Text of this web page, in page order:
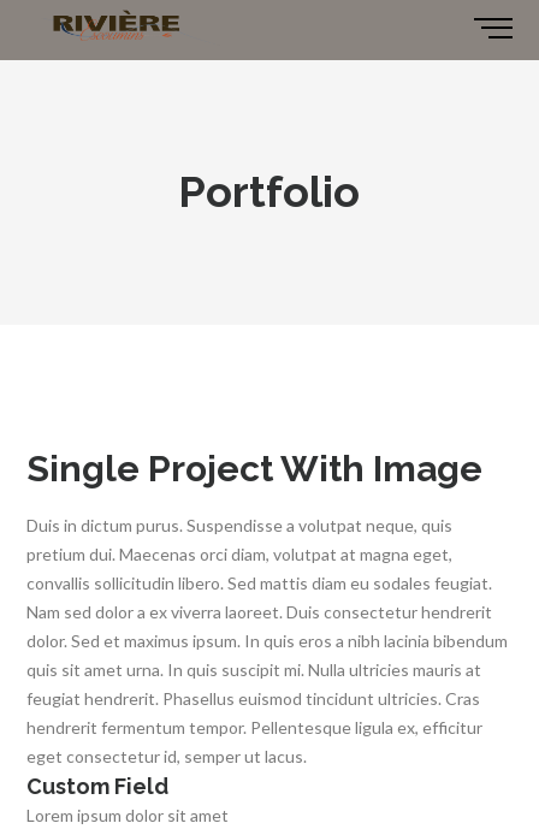
Portfolio
Single Project With Image
Duis in dictum purus. Suspendisse a volutpat neque, quis
pretium dui. Maecenas orci diam, volutpat at magna eget,
convallis sollicitudin libero. Sed mattis diam eu sodales feugiat.
Nam sed dolor a ex viverra laoreet. Duis consectetur hendrerit
dolor. Sed et maximus ipsum. In quis eros a nibh lacinia bibendum
quis sit amet urna. In quis suscipit mi. Nulla ultricies mauris at
feugiat hendrerit. Phasellus euismod tincidunt ultricies. Cras
hendrerit fermentum tempor. Pellentesque ligula ex, efficitur
eget consectetur id, semper ut lacus.
Custom Field
Lorem ipsum dolor sit amet